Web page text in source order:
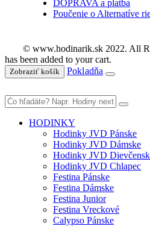
DOPRAVA a platba
Poučenie o Alternatíve
© www.hodinarik.sk 2022. All
has been added to your cart.
Zobraziť košík Pokladňa
HODINKY
Hodinky JVD Pánske
Hodinky JVD Dámske
Hodinky JVD
Hodinky JVD Chlapec
Festina Pánske
Festina Dámske
Festina Junior
Festina Vreckové
Calypso Pánske